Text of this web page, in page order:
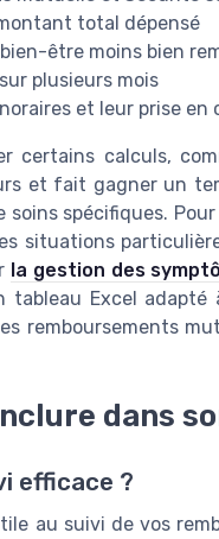
total dépensé
être moins bien
plusieurs mois
et leur prise en
certains calculs,
et fait gagner un
spécifiques.
situations
la gestion des
tableau Excel
remboursements
dans
efficace ?
au suivi de vos